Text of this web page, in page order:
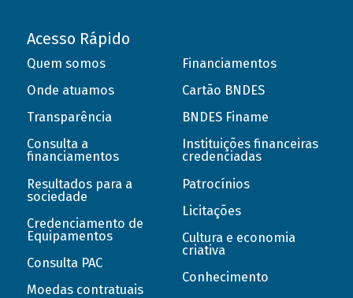
Acesso Rápido
Quem somos
Onde atuamos
Transparência
Consulta a
financiamentos
Resultados para a
sociedade
Credenciamento de
Equipamentos
Consulta PAC
Moedas contratuais
Financiamentos
Cartão BNDES
BNDES Finame
Instituições financeiras
credenciadas
Patrocínios
Licitações
Cultura e economia
criativa
Conhecimento